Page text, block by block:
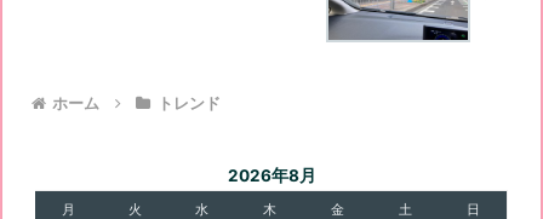
ホーム トレンド
2026年8月
月 火 水 木 金 土 日